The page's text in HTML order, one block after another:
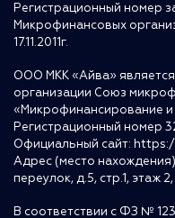
Регистрационный номер
Микрофинансовых
17.11.2011г.
ООО МКК «Айва»
организации Союз
«Микрофинансирование
Регистрационный номер
Официальный сайт:
Адрес (место
переулок, д.5, стр.1, этаж 2,
В соответствии с ФЗ №